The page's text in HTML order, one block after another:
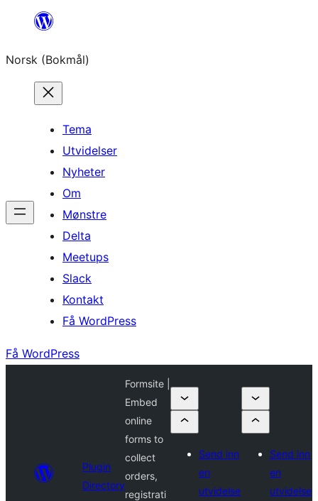
Hopp
innhold
Norsk (Bokmål)
Tema
Utvidelser
Nyheter
Om
Mønstre
Delta
Meetups
Slack
Kontakt
Få WordPress
Få WordPress
Plugin
Directory
Formsite |
Embed
online
forms to
collect
orders,
registrati
Send inn
en
utvidelse
Send inn
en
utvidelse